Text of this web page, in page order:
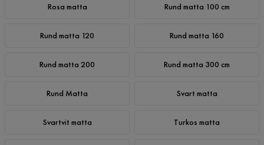
Rosa matta Rund matta 100 cm
Rund matta 120 Rund matta 160
Rund matta 200 Rund matta 300 cm
Rund Matta Svart matta
Svartvit matta Turkos matta